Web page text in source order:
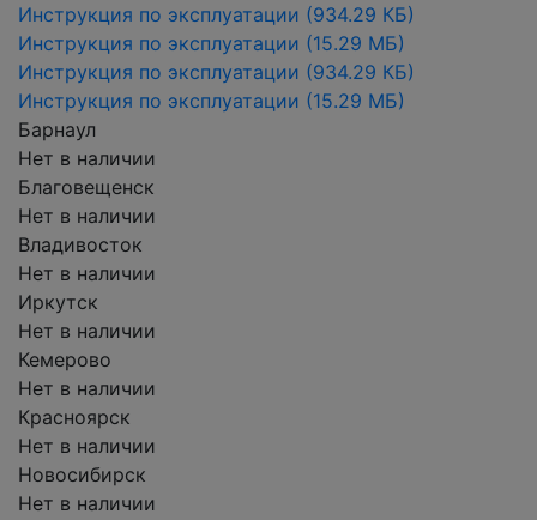
Инструкция по эксплуатации (934.29 КБ)
Инструкция по эксплуатации (15.29 МБ)
Инструкция по эксплуатации (934.29 КБ)
Инструкция по эксплуатации (15.29 МБ)
Барнаул
Нет в наличии
Благовещенск
Нет в наличии
Владивосток
Нет в наличии
Иркутск
Нет в наличии
Кемерово
Нет в наличии
Красноярск
Нет в наличии
Новосибирск
Нет в наличии